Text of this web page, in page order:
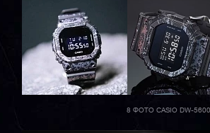
8 ФОТО CASIO DW-